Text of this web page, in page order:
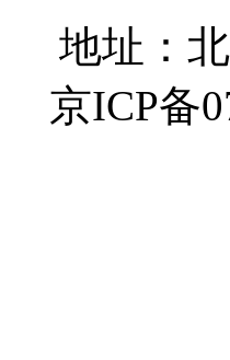
地址：
京ICP备